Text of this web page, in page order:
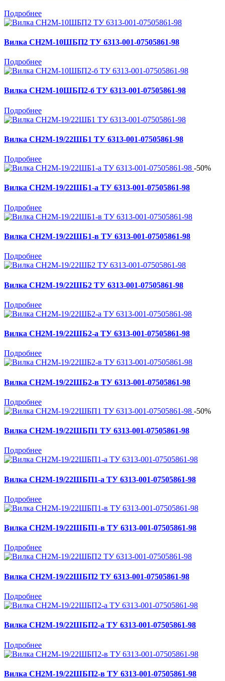
Подробнее
Вилка СН2М-10ШБП2 ТУ 6313-001-07505861-98
Подробнее
Вилка СН2М-10ШБП2-б ТУ 6313-001-07505861-98
Подробнее
Вилка СН2М-19/22ШБ1 ТУ 6313-001-07505861-98
Подробнее
-50%
Вилка СН2М-19/22ШБ1-а ТУ 6313-001-07505861-98
Подробнее
Вилка СН2М-19/22ШБ1-в ТУ 6313-001-07505861-98
Подробнее
Вилка СН2М-19/22ШБ2 ТУ 6313-001-07505861-98
Подробнее
Вилка СН2М-19/22ШБ2-а ТУ 6313-001-07505861-98
Подробнее
Вилка СН2М-19/22ШБ2-в ТУ 6313-001-07505861-98
Подробнее
-50%
Вилка СН2М-19/22ШБП1 ТУ 6313-001-07505861-98
Подробнее
Вилка СН2М-19/22ШБП1-а ТУ 6313-001-07505861-98
Подробнее
Вилка СН2М-19/22ШБП1-в ТУ 6313-001-07505861-98
Подробнее
Вилка СН2М-19/22ШБП2 ТУ 6313-001-07505861-98
Подробнее
Вилка СН2М-19/22ШБП2-а ТУ 6313-001-07505861-98
Подробнее
Вилка СН2М-19/22ШБП2-в ТУ 6313-001-07505861-98